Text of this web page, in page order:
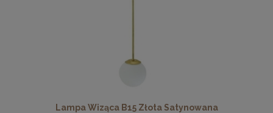
Lampa Wiząca B15 Złota Satynowana